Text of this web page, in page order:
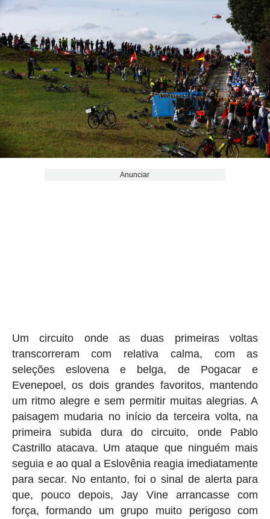
Anunciar
Um circuito onde as duas primeiras voltas
transcorreram com relativa calma, com as
seleções eslovena e belga, de Pogacar e
Evenepoel, os dois grandes favoritos, mantendo
um ritmo alegre e sem permitir muitas alegrias. A
paisagem mudaria no início da terceira volta, na
primeira subida dura do circuito, onde Pablo
Castrillo atacava. Um ataque que ninguém mais
seguia e ao qual a Eslovênia reagia imediatamente
para secar. No entanto, foi o sinal de alerta para
que, pouco depois, Jay Vine arrancasse com
força, formando um grupo muito perigoso com